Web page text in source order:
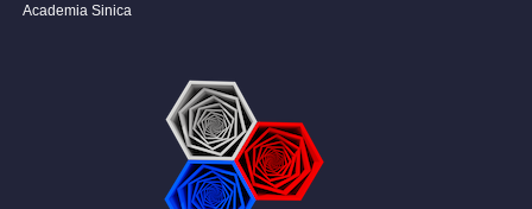
Academia Sinica